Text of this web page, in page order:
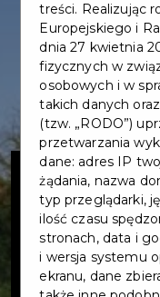
treści. Realizując
Europejskiego i
dnia 27 kwietnia
fizycznych w
osobowych i w
takich danych
(tzw. „RODO”)
przetwarzania
dane: adres IP
żądania, nazwa
typ przeglądarki,
ilość czasu
stronach, data i
i wersja systemu
ekranu, dane